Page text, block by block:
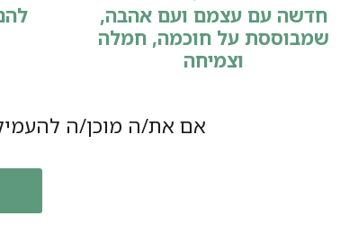
חדשה עם עצמם ועם אהבה,
שמבוססת על חוכמה, חמלה
וצמיחה
אם את/ה מוכן/ה